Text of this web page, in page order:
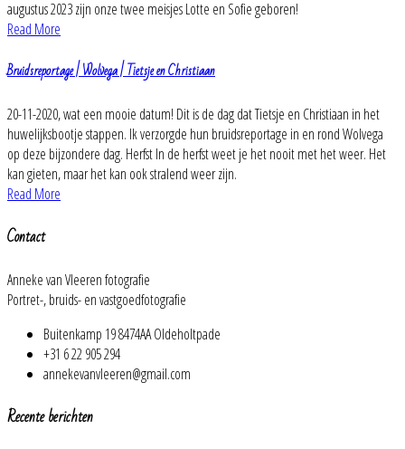
augustus 2023 zijn onze twee meisjes Lotte en Sofie geboren!
Read More
Bruidsreportage | Wolvega | Tietsje en Christiaan
20-11-2020, wat een mooie datum! Dit is de dag dat Tietsje en Christiaan in het
huwelijksbootje stappen. Ik verzorgde hun bruidsreportage in en rond Wolvega
op deze bijzondere dag. Herfst In de herfst weet je het nooit met het weer. Het
kan gieten, maar het kan ook stralend weer zijn.
Read More
Contact
Anneke van Vleeren fotografie
Portret-, bruids- en vastgoedfotografie
Buitenkamp 19 8474AA Oldeholtpade
+31 6 22 905 294
annekevanvleeren@gmail.com
Recente berichten